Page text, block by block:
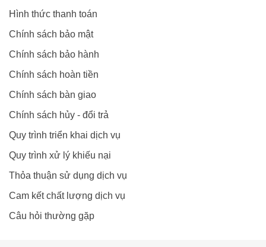
Hình thức thanh toán
Chính sách bảo mật
Chính sách bảo hành
Chính sách hoàn tiền
Chính sách bàn giao
Chính sách hủy - đổi trả
Quy trình triển khai dịch vụ
Quy trình xử lý khiếu nại
Thỏa thuận sử dụng dịch vụ
Cam kết chất lượng dịch vụ
Câu hỏi thường gặp